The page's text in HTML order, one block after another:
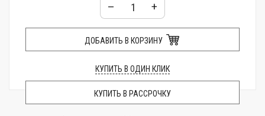
– +
ДОБАВИТЬ В КОРЗИНУ
КУПИТЬ В ОДИН КЛИК
КУПИТЬ В РАССРОЧКУ